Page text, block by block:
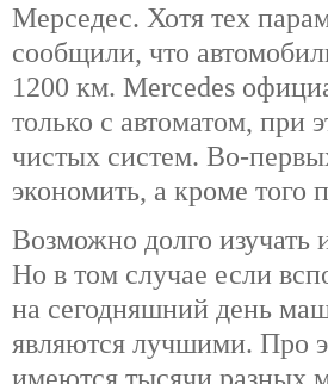
Мерседес. Хотя тех
сообщили, что
1200 км. Mercedes
только с автоматом, при
чистых систем. Во-
экономить, а кроме того
Возможно долго изучать
Но в том случае если
на сегодняшний день
являются лучшими. Про